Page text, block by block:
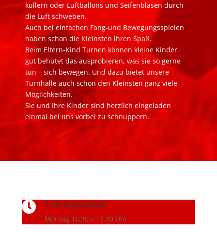
kullern oder Luftballons und Seifenblasen durch
die Luft schweben.
Auch bei einfachen Fang-und Bewegungsspielen
haben schon die Kleinsten ihren Spaß.
Beim Eltern-Kind Turnen können kleine Kinder
gut behütet das ausprobieren, was sie so gerne
tun – sich bewegen. Und dazu bietet unsere
Turnhalle auch schon den Kleinsten ganz viele
Möglichkeiten.
Sie und Ihre Kinder sind herzlich eingeladen
einmal bei uns vorbei zu schnuppern.
 Trainingszeiten
Montag 16:30 – 17.30 Uhr